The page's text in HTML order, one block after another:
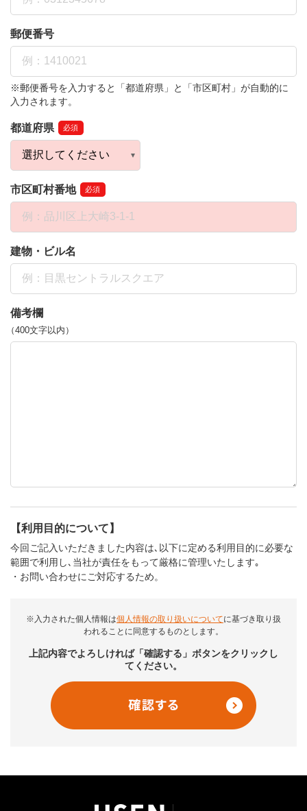
郵便番号
※郵便番号を入力すると「都道府県」と「市区町村」が自動的に
入力されます。
都道府県 必須
市区町村番地 必須
建物・ビル名
備考欄
（400文字以内）
【利用目的について】
今回ご記入いただきました内容は､以下に定める利用目的に必要な
範囲で利用し､当社が責任をもって厳格に管理いたします｡
・お問い合わせにご対応するため。
※入力された個人情報は個人情報の取り扱いについてに基づき取り扱
われることに同意するものとします。
上記内容でよろしければ「確認する」ボタンをクリックし
てください。